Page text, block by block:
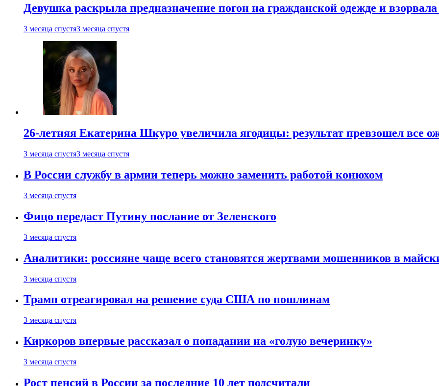
Девушка раскрыла предназначение погон на гражданской одежде и взорвала
3 месяца спустя3 месяца спустя
26-летняя Екатерина Шкуро увеличила ягодицы: результат превзошел все
3 месяца спустя3 месяца спустя
В России службу в армии теперь можно заменить работой конюхом
3 месяца спустя
Фицо передаст Путину послание от Зеленского
3 месяца спустя
Аналитики: россияне чаще всего становятся жертвами мошенников в
3 месяца спустя
Трамп отреагировал на решение суда США по пошлинам
3 месяца спустя
Киркоров впервые рассказал о попадании на «голую вечеринку»
3 месяца спустя
Рост пенсий в России за последние 10 лет подсчитали